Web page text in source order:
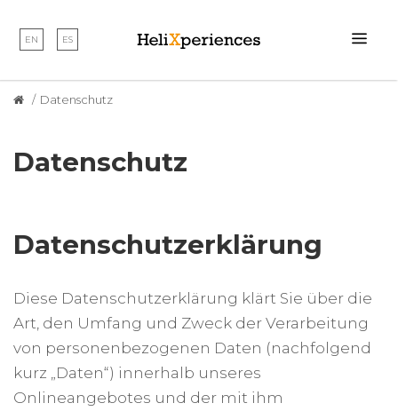
EN ES
Datenschutz
Datenschutz
Datenschutzerklärung
Diese Datenschutzerklärung klärt Sie über die
Art, den Umfang und Zweck der Verarbeitung
von personenbezogenen Daten (nachfolgend
kurz „Daten“) innerhalb unseres
Onlineangebotes und der mit ihm